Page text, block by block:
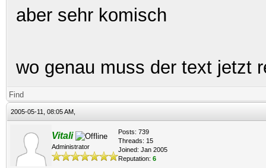
aber sehr komisch
wo genau muss der text jetzt
Find
2005-05-11, 08:05 AM,
Vitali
Administrator
Posts: 739
Threads: 15
Joined: Jan 2005
Reputation: 6